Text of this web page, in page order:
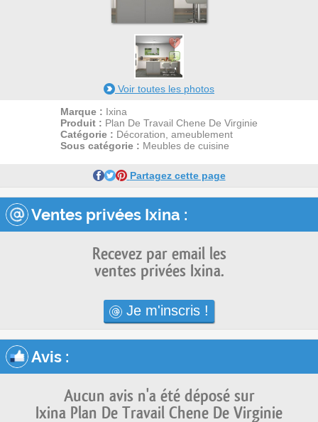
7
1
Voir toutes les photos
Marque : Ixina
Produit : Plan De Travail Chene De Virginie
Catégorie : Décoration, ameublement
Sous catégorie : Meubles de cuisine
Partagez cette page
Ventes privées Ixina :
Recevez par email les
ventes privées Ixina.
Je m'inscris !
Avis :
Aucun avis n'a été déposé sur
Ixina Plan De Travail Chene De Virginie